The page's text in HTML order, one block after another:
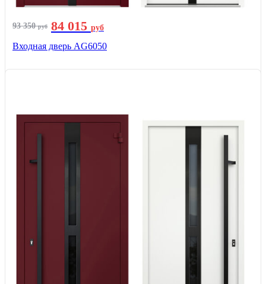
93 350руб 84 015 руб
Входная дверь AG6050